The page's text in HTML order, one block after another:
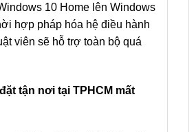
10 Home lên Windows
hợp pháp hóa hệ điều hành
viên sẽ hỗ trợ toàn bộ quá
tận nơi tại TPHCM mất